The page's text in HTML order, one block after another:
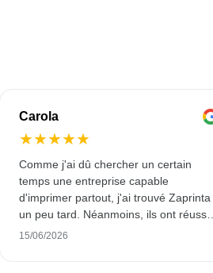
Carola
★★★★★
Comme j'ai dû chercher un certain
temps une entreprise capable
d'imprimer partout, j'ai trouvé Zaprinta
un peu tard. Néanmoins, ils ont réussi à
me livrer 250 magnifiques mugs en
15/06/2026